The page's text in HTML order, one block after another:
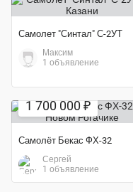
Самолет "Синтал" С-2УТ
Максим
1 объявление
1 700 000 ₽
Самолёт Бекас ФХ-32
Сергей
1 объявление